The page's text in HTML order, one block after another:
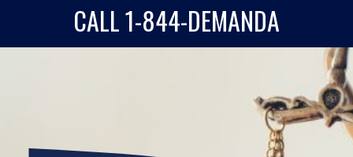
CALL 1-844-DEMANDA